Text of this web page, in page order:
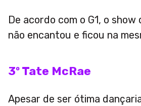
De acordo com o G1, o show
não encantou e ficou na
3º Tate McRae
Apesar de ser ótima